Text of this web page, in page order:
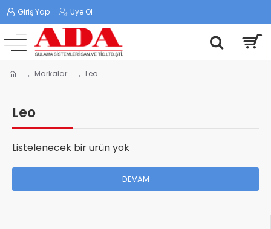
Giriş Yap Üye Ol
Markalar Leo
Leo
Listelenecek bir ürün yok
DEVAM